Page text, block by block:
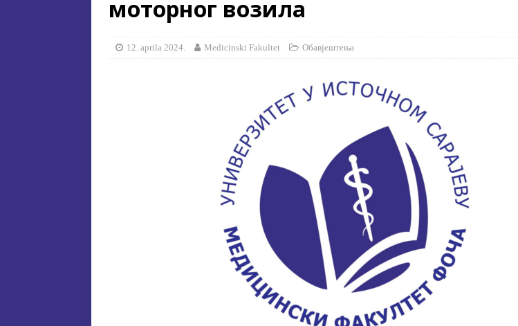
[ 15. jula 2026. ] ОГЛАС – УПИС НА КРАТКИ ПРОГРАМ СТУДИЈА СТОМАТОЛОШКА
АКАДЕМСКОЈ 2026/2027. ГОДИНИ
КОНАЧНА РАНГ ЛИСТА, ПРВИ УПИСНИ РОК ДРУГИ ЦИКЛУС
СПЕЦИЈАЛНА ЕДУКАЦИЈА И РЕХАБИЛИТАЦИЈА ОБАВЈЕШТЕЊА
моторног возила
12. aprila 2024. Medicinski Fakultet Обавјештења